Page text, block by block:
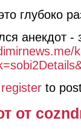
глубоко
анекдот -
register to
от